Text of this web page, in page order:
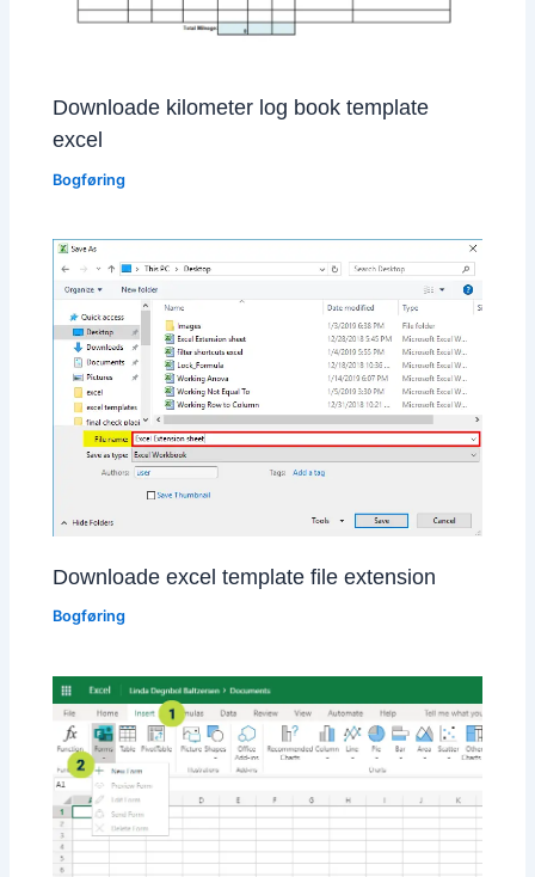
Downloade kilometer log book template
excel
Bogføring
Downloade excel template file extension
Bogføring